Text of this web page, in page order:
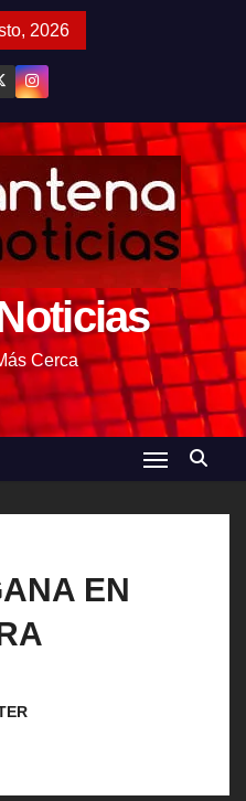
2026
Cerca
EN